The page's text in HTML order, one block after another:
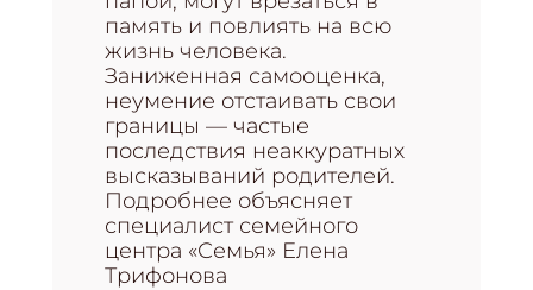
память и повлиять на всю
жизнь человека.
Заниженная самооценка,
неумение отстаивать свои
границы — частые
последствия неаккуратных
высказываний родителей.
Подробнее объясняет
специалист семейного
центра «Семья» Елена
Трифонова